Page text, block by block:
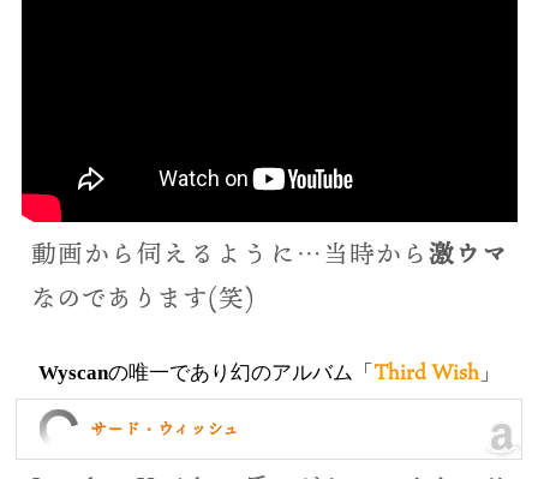
動画から伺えるように…当時から激ウマ
なのであります(笑)
Wyscanの唯一であり幻のアルバム「 Third Wish」
サード・ウィッシュ